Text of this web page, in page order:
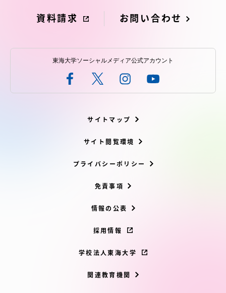
資料請求 お問い合わせ
東海大学ソーシャルメディア公式アカウント
サイトマップ
サイト閲覧環境
プライバシーポリシー
免責事項
情報の公表
採用情報
学校法人東海大学
関連教育機関